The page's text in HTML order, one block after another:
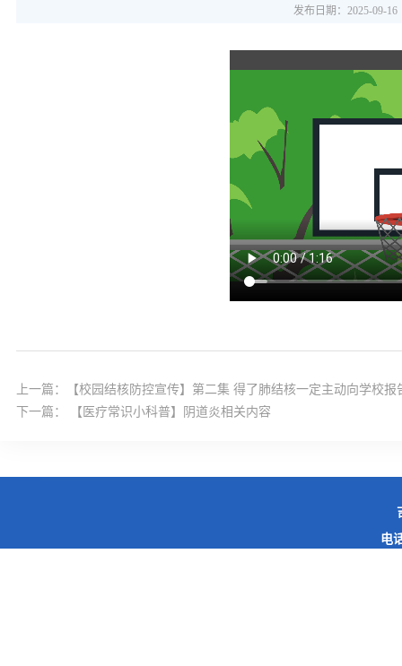
发布日期：2025-09-16
上一篇：
【校园结核防控宣传】第二集 得了肺结核一定主动向学校报
下一篇：
【医疗常识小科普】阴道炎相关内容
电